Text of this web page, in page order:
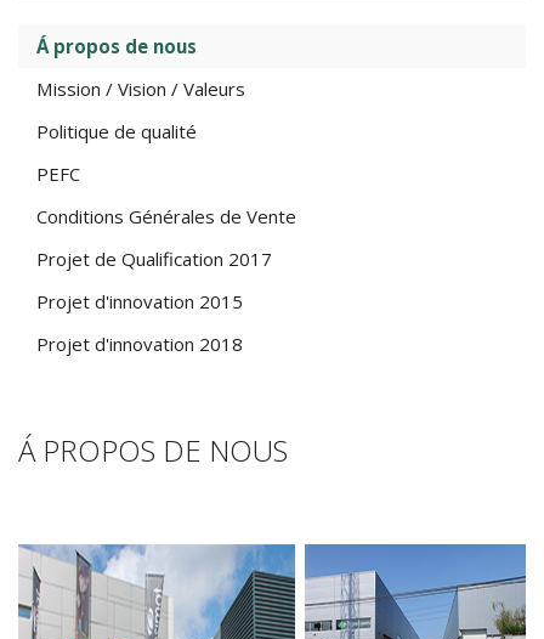
Á propos de nous
Mission / Vision / Valeurs
Politique de qualité
PEFC
Conditions Générales de Vente
Projet de Qualification 2017
Projet d'innovation 2015
Projet d'innovation 2018
Á PROPOS DE NOUS